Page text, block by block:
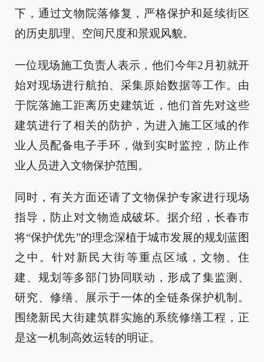
下，通过文物院落修复，严格保护和延续街区
的历史肌理、空间尺度和景观风貌。
一位现场施工负责人表示，他们今年2月初就开
始对现场进行航拍、采集原始数据等工作。由
于院落施工距离历史建筑近，他们首先对这些
建筑进行了相关的防护，为进入施工区域的作
业人员配备电子手环，做到实时监控，防止作
业人员进入文物保护范围。
同时，有关方面还请了文物保护专家进行现场
指导，防止对文物造成破坏。据介绍，长春市
将“保护优先”的理念深植于城市发展的规划蓝图
之中。针对新民大街等重点区域，文物、住
建、规划等多部门协同联动，形成了集监测、
研究、修缮、展示于一体的全链条保护机制。
围绕新民大街建筑群实施的系统修缮工程，正
是这一机制高效运转的明证。